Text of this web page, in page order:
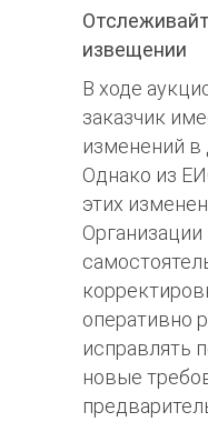
извещении
В ходе
заказчик
изменений в
Однако из
этих
оперативно
исправлять
новые